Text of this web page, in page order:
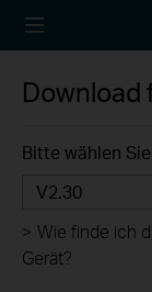
Download
Bitte wählen
V2.30
> Wie finde ich
Gerät?